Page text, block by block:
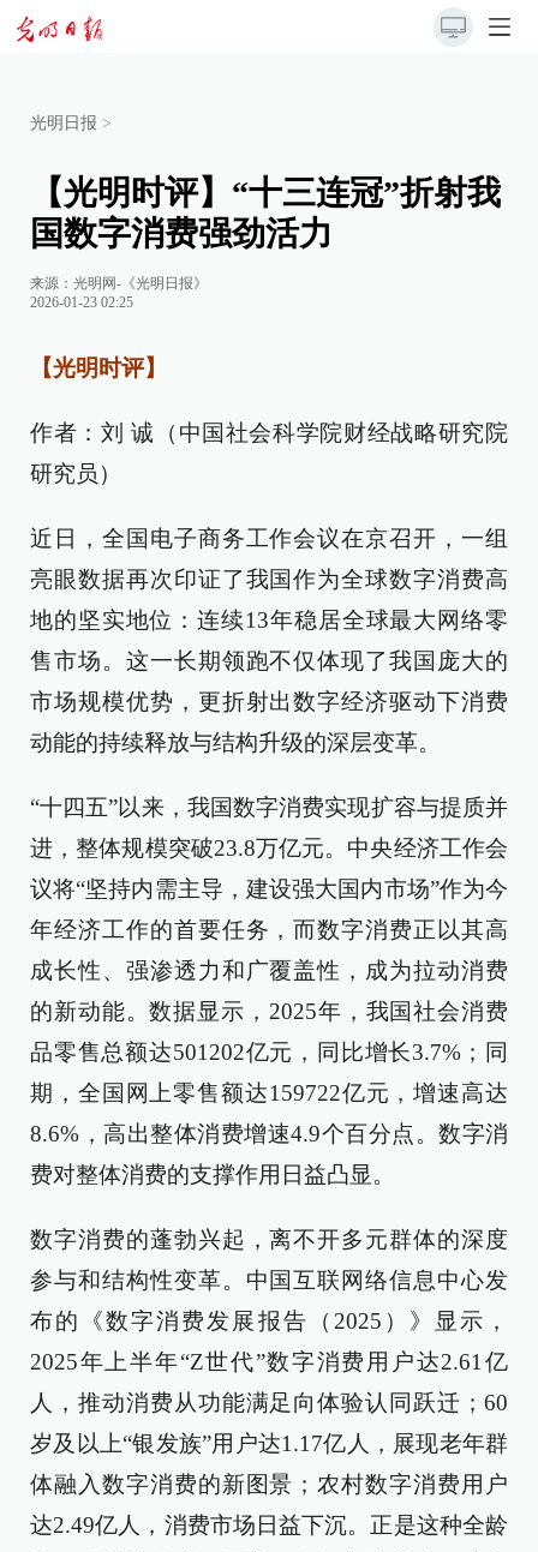
光明日报 >
【光明时评】“十三连冠”折射我
国数字消费强劲活力
来源： 光明网-《光明日报》
2026-01-23 02:25
【光明时评】
作者：刘 诚（中国社会科学院财经战略研究院
研究员）
近日，全国电子商务工作会议在京召开，一组
亮眼数据再次印证了我国作为全球数字消费高
地的坚实地位：连续13年稳居全球最大网络零
售市场。这一长期领跑不仅体现了我国庞大的
市场规模优势，更折射出数字经济驱动下消费
动能的持续释放与结构升级的深层变革。
“十四五”以来，我国数字消费实现扩容与提质并
进，整体规模突破23.8万亿元。中央经济工作会
议将“坚持内需主导，建设强大国内市场”作为今
年经济工作的首要任务，而数字消费正以其高
成长性、强渗透力和广覆盖性，成为拉动消费
的新动能。数据显示，2025年，我国社会消费
品零售总额达501202亿元，同比增长3.7%；同
期，全国网上零售额达159722亿元，增速高达
8.6%，高出整体消费增速4.9个百分点。数字消
费对整体消费的支撑作用日益凸显。
数字消费的蓬勃兴起，离不开多元群体的深度
参与和结构性变革。中国互联网络信息中心发
布的《数字消费发展报告（2025）》显示，
2025年上半年“Z世代”数字消费用户达2.61亿
人，推动消费从功能满足向体验认同跃迁；60
岁及以上“银发族”用户达1.17亿人，展现老年群
体融入数字消费的新图景；农村数字消费用户
达2.49亿人，消费市场日益下沉。正是这种全龄